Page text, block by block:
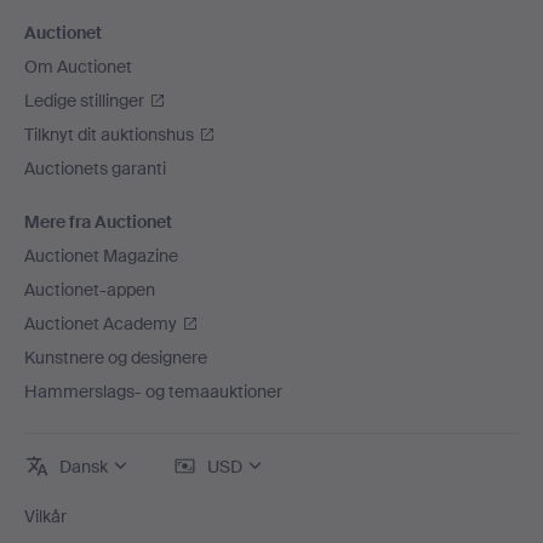
Auctionet
Om Auctionet
Ledige stillinger
Tilknyt dit auktionshus
Auctionets garanti
Mere fra Auctionet
Auctionet Magazine
Auctionet-appen
Auctionet Academy
Kunstnere og designere
Hammerslags- og temaauktioner
Dansk USD
Vilkår